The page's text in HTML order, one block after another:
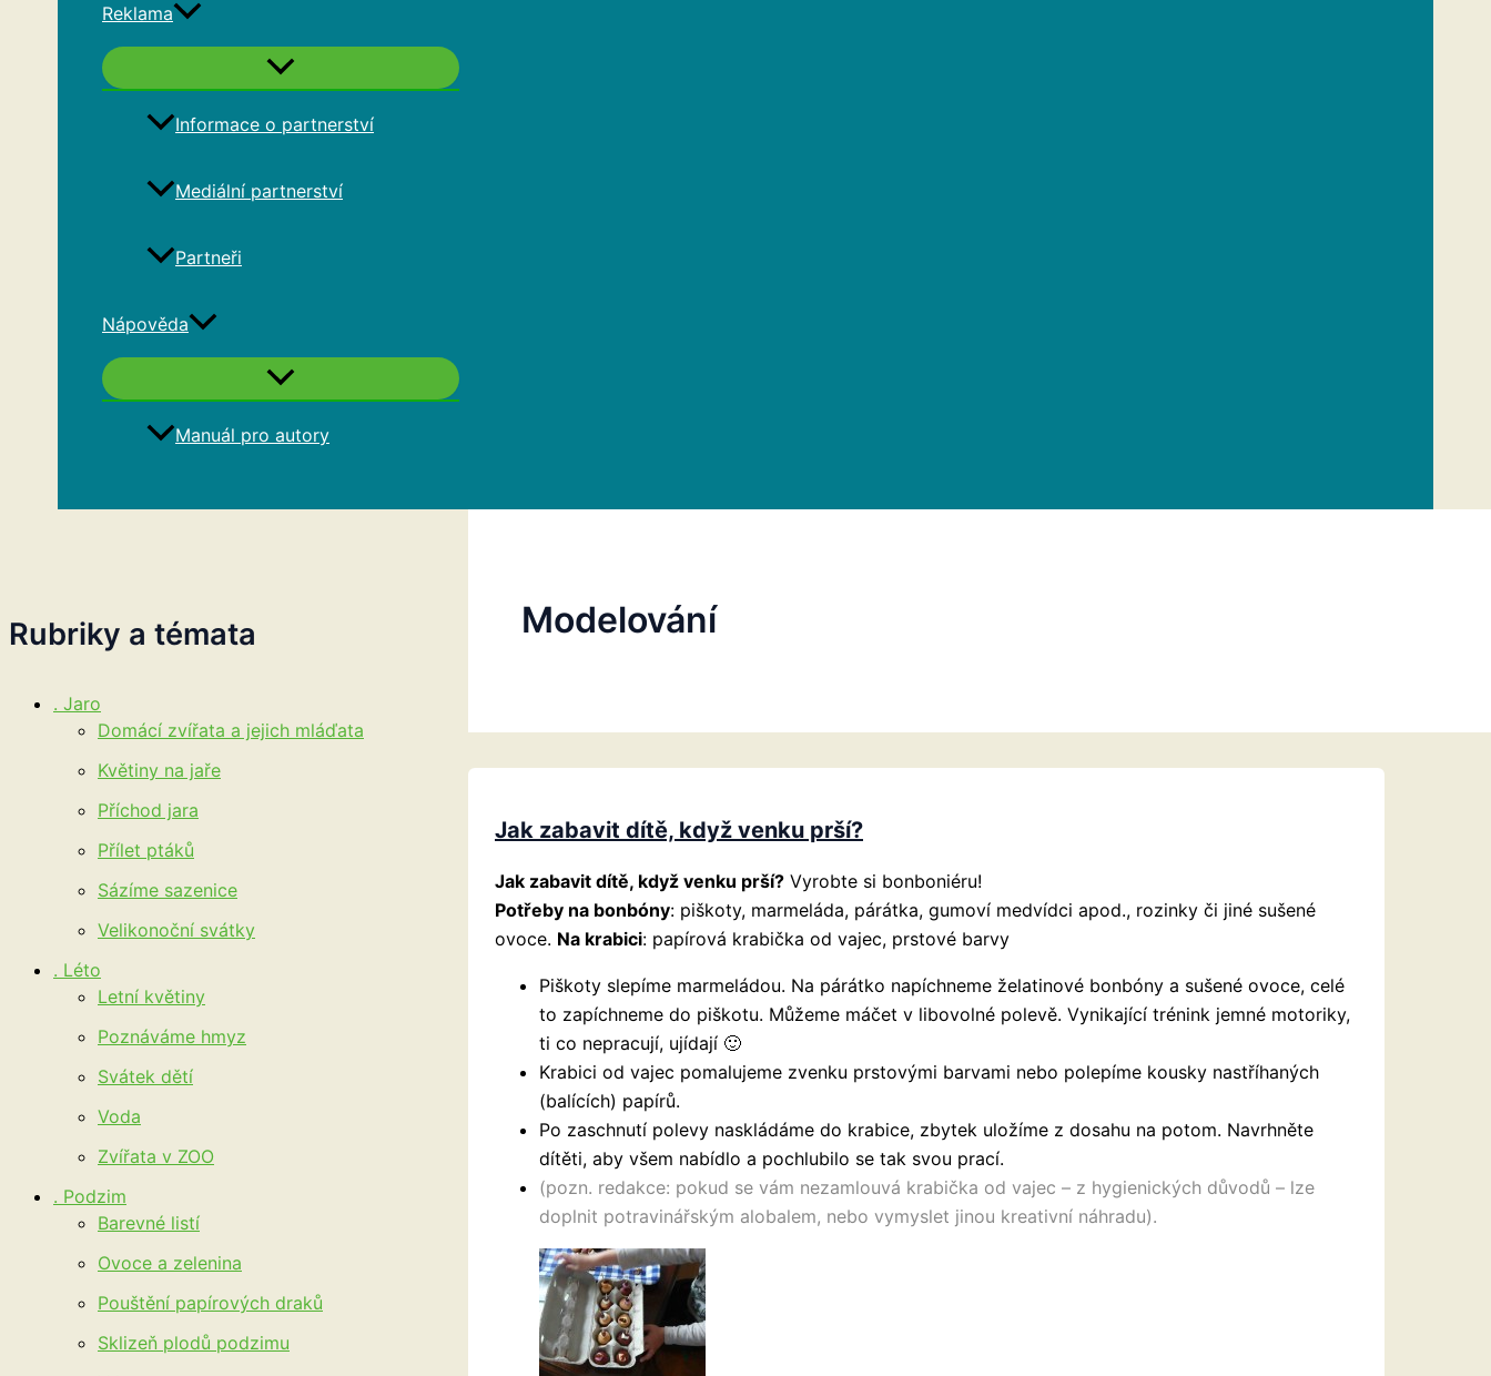
Reklama
Informace o partnerství
Mediální partnerství
Partneři
Nápověda
Manuál pro autory
Rubriky a témata
. Jaro
Domácí zvířata a jejich mláďata
Květiny na jaře
Příchod jara
Přílet ptáků
Sázíme sazenice
Velikonoční svátky
. Léto
Letní květiny
Poznáváme hmyz
Svátek dětí
Voda
Zvířata v ZOO
. Podzim
Barevné listí
Ovoce a zelenina
Pouštění papírových draků
Sklizeň plodů podzimu
Modelování
Jak zabavit dítě, když venku prší?
Jak zabavit dítě, když venku prší? Vyrobte si bonboniéru!
Potřeby na bonbóny: piškoty, marmeláda, párátka, gumoví medvídci apod., rozinky či jiné sušené
ovoce. Na krabici: papírová krabička od vajec, prstové barvy
Piškoty slepíme marmeládou. Na párátko napíchneme želatinové bonbóny a sušené ovoce, celé
to zapíchneme do piškotu. Můžeme máčet v libovolné polevě. Vynikající trénink jemné motoriky,
ti co nepracují, ujídají 🙂
Krabici od vajec pomalujeme zvenku prstovými barvami nebo polepíme kousky nastříhaných
(balících) papírů.
Po zaschnutí polevy naskládáme do krabice, zbytek uložíme z dosahu na potom. Navrhněte
dítěti, aby všem nabídlo a pochlubilo se tak svou prací.
(pozn. redakce: pokud se vám nezamlouvá krabička od vajec – z hygienických důvodů – lze
doplnit potravinářským alobalem, nebo vymyslet jinou kreativní náhradu).